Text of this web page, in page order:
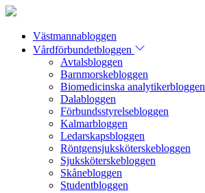
Västmannabloggen
Vårdförbundetbloggen
Avtalsbloggen
Barnmorskebloggen
Biomedicinska analytikerbloggen
Dalabloggen
Förbundsstyrelsebloggen
Kalmarbloggen
Ledarskapsbloggen
Röntgensjuksköterskebloggen
Sjuksköterskebloggen
Skånebloggen
Studentbloggen